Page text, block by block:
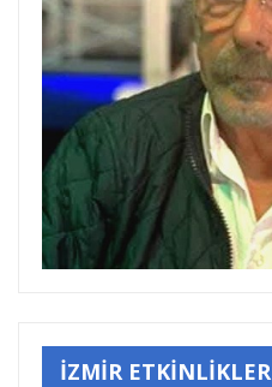
İZMİR ETKİNLİKLER